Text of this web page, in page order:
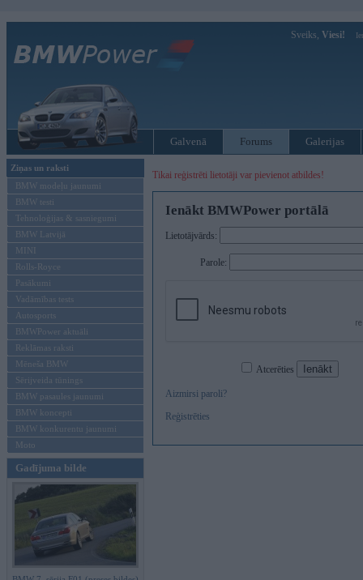
Sveiks, Viesi!
Galvenā Forums Galerijas
Ziņas un raksti
BMW modeļu jaunumi
BMW testi
Tehnoloģijas & sasniegumi
BMW Latvijā
MINI
Rolls-Royce
Pasākumi
Vadāmības tests
Autosports
BMWPower aktuāli
Reklāmas raksti
Mēneša BMW
Sērijveida tūnings
BMW pasaules jaunumi
BMW koncepti
BMW konkurentu jaunumi
Moto
Gadījuma bilde
Tikai reģistrēti lietotāji var pievienot atbildes!
Ienākt BMWPower portālā
Lietotājvārds:
Parole:
Atcerēties
Aizmirsi paroli?
Reģistrēties